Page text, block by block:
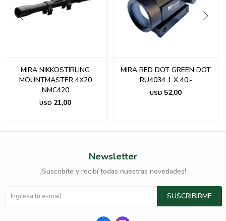
MIRA NIKKOSTIRLING
MOUNTMASTER 4X20
NMC420
USD 21,00
MIRA RED DOT GREEN DOT
RU4034 1 X 40.-
USD 52,00
Newsletter
¡Suscribite y recibí todas nuestras novedades!
SUSCRIBIRME